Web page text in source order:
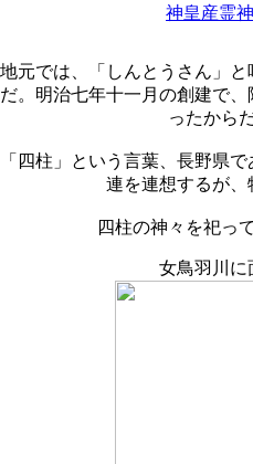
神皇産霊神
地元では、「しんとうさん」
だ。明治七年十一月の創建で
ったから
「四柱」という言葉、長野県
連を連想するが、
四柱の神々を祀っ
女鳥羽川に